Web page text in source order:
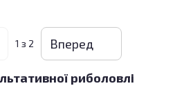
1 з 2 Вперед
риболовлі